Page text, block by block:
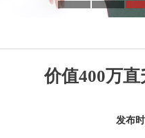
价值400万
发布